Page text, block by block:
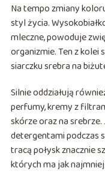
Na tempo zmiany
styl życia.
mleczne, powoduje
organizmie. Ten z
siarczku srebra na
Silnie oddziałują
perfumy, kremy z
skórze oraz na
detergentami podczas
tracą połysk znacznie
których ma jak